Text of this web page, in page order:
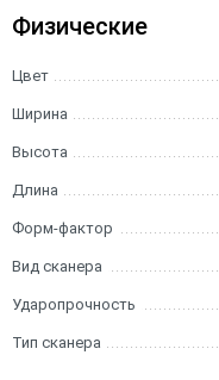
Физические
Цвет
Ширина
Высота
Длина
Форм-фактор
Вид сканера
Ударопрочность
Тип сканера